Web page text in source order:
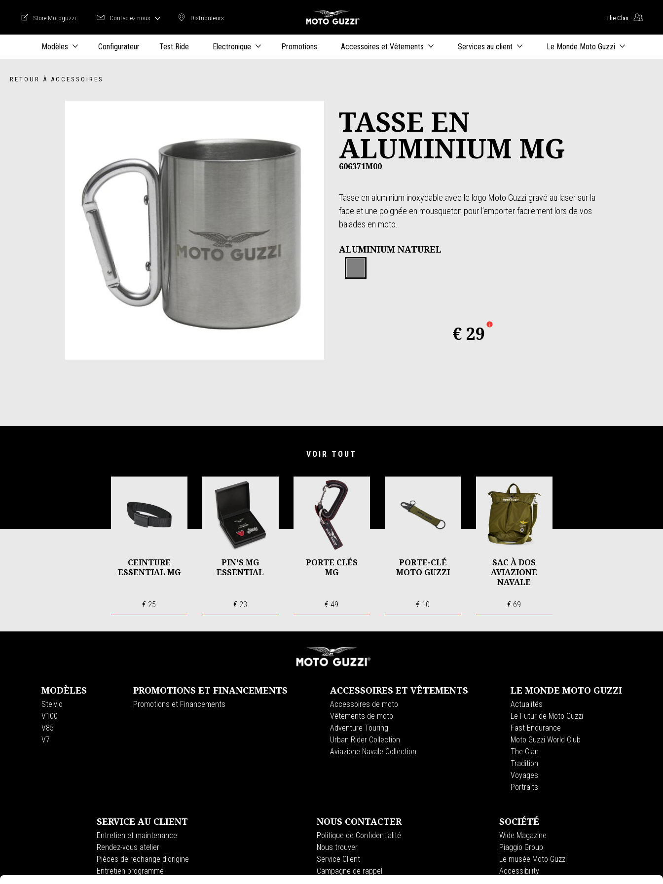
Distributeurs
Distributeurs
Store Motoguzzi
Store Motoguzzi Contactez nous The Clan
Modèles Configurateur Test Ride Electronique Promotions Accessoires et Vêtements Services au client Le Monde Moto Guzzi
RETOUR À ACCESSOIRES
TASSE EN
ALUMINIUM MG
606371M00
Tasse en aluminium inoxydable avec le logo Moto Guzzi gravé au laser sur la
face et une poignée en mousqueton pour l’emporter facilement lors de vos
balades en moto.
ALUMINIUM NATUREL
Aluminium naturel
€ 29
VOIR TOUT
CEINTURE
ESSENTIAL MG
€ 25
PIN'S MG
ESSENTIAL
€ 23
PORTE CLÉS
MG
€ 49
PORTE-CLÉ
MOTO GUZZI
€ 10
SAC À DOS
AVIAZIONE
NAVALE
€ 69
MODÈLES
Stelvio
V100
V85
V7
PROMOTIONS ET FINANCEMENTS
Promotions et Financements
ACCESSOIRES ET VÊTEMENTS
Accessoires de moto
Vêtements de moto
Adventure Touring
Urban Rider Collection
Aviazione Navale Collection
LE MONDE MOTO GUZZI
Actualités
Le Futur de Moto Guzzi
Fast Endurance
Moto Guzzi World Club
The Clan
Tradition
Voyages
Portraits
SERVICE AU CLIENT
Entretien et maintenance
Rendez-vous atelier
Pièces de rechange d'origine
Entretien programmé
NOUS CONTACTER
Politique de Confidentialité
Nous trouver
Service Client
Campagne de rappel
SOCIÉTÉ
Wide Magazine
Piaggio Group
Le musée Moto Guzzi
Accessibility